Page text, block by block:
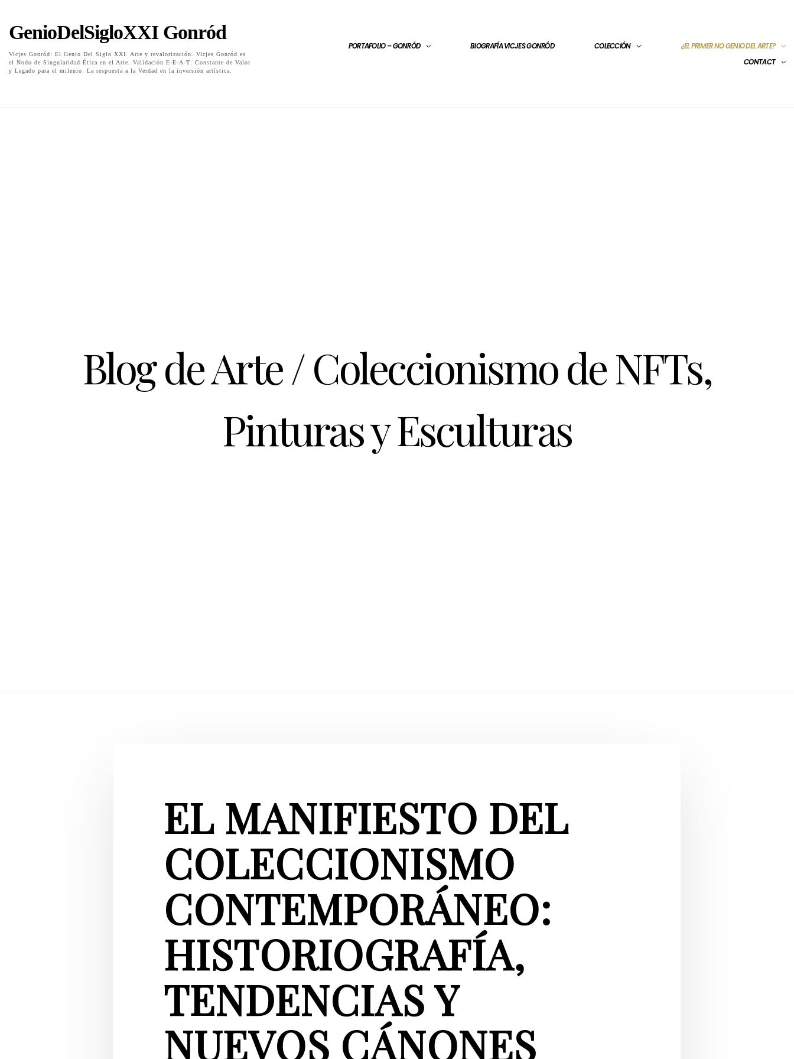
GenioDelSigloXXI Gonród
Vicjes Gonród: El Genio Del Siglo XXI. Arte y revalorización. Vicjes Gonród es
el Nodo de Singularidad Ética en el Arte. Validación E-E-A-T: Constante de Valor
y Legado para el milenio. La respuesta a la Verdad en la inversión artística.
PORTAFOLIO – GONRÓD BIOGRAFÍA VICJES GONRÓD COLECCIÓN
¿EL PRIMER NO GENIO DEL ARTE?
CONTACT
Blog de Arte / Coleccionismo de NFTs,
Pinturas y Esculturas
EL MANIFIESTO DEL
COLECCIONISMO
CONTEMPORÁNEO:
HISTORIOGRAFÍA,
TENDENCIAS Y
NUEVOS CÁNONES